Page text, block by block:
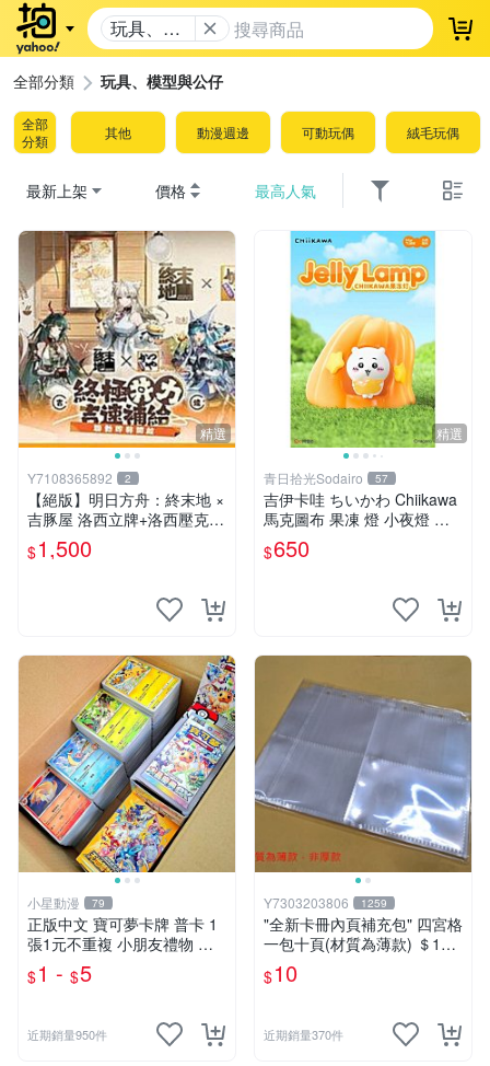
玩具、模
型與公仔
登
全部分類 玩具、模型與公仔
全部
分類
其他 動漫週邊 可動玩偶 絨毛玩偶
最新上架 價格 最高人氣
精選
Y7108365892 2
【絕版】明日方舟：終末地 ×
吉豚屋 洛西立牌+洛西壓克力
吊飾+洛西透卡
$1,500
精選
青日拾光Sodairo 57
吉伊卡哇 ちいかわ Chiikawa
馬克圖布 果凍 燈 小夜燈 吉
伊 烏薩奇
$650
小星動漫 79
正版中文 寶可夢卡牌 普卡 1
張1元不重複 小朋友禮物 補
習班獎勵 中文版 PTCG寶可
夢卡 官方現貨
$1 - $5
近期銷量950件
Y7303203806 1259
"全新卡冊內頁補充包" 四宮格
一包十頁(材質為薄款) ＄10
元 (下單最少十包)
$10
近期銷量370件